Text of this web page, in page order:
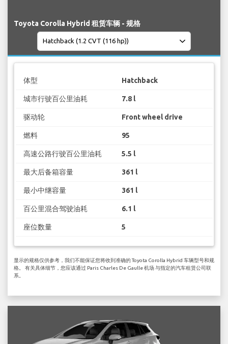
Toyota Corolla Hybrid 租赁车辆 - 规格
体型 Hatchback
城市行驶百公里油耗 7.8 l
驱动轮 Front wheel drive
燃料 95
高速公路行驶百公里油耗 5.5 l
最大后备箱容量 361 l
最小中继容量 361 l
百公里混合驾驶油耗 6.1 l
座位数量 5
显示的规格仅供参考，我们不能保证您将收到准确的 Toyota Corolla Hybrid 车辆型号和规
格。 有关具体细节，您应该通过 Paris Charles De Gaulle 机场 与指定的汽车租赁公司联
系。